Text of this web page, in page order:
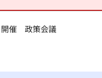
開催 政策会議